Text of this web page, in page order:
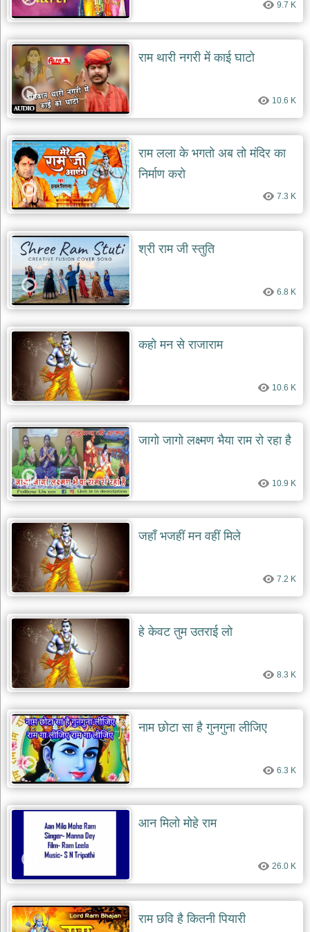
दयाल
भजन
lal
dayal
bhajans
शनि
देव
भजन
dev
bhajans
आज
का
भजन
bhajan
of
day
भजन
जोड़ें
add
bhajans
9.7 K
राम थारी नगरी में काई घाटो
10.6 K
राम लला के भगतो अब तो मंदिर का
निर्माण करो
7.3 K
श्री राम जी स्तुति
6.8 K
कहो मन से राजाराम
10.6 K
जागो जागो लक्ष्मण भैया राम रो रहा है
10.9 K
जहाँ भजहीं मन वहीं मिले
7.2 K
हे केवट तुम उतराई लो
8.3 K
नाम छोटा सा है गुनगुना लीजिए
6.3 K
आन मिलो मोहे राम
26.0 K
राम छवि है कितनी पियारी